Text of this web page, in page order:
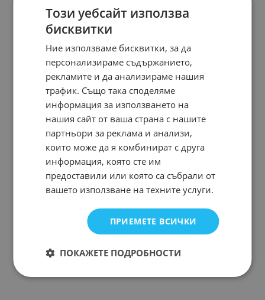
Адаптер 18V/2.0A SW-
1829
Арт.№: 239220
На страница по:
Този уебсайт използва
бисквитки
Ние използваме бисквитки, за да
персонализираме съдържанието,
рекламите и да анализираме нашия
трафик. Също така споделяме
информация за използването на
нашия сайт от ваша страна с нашите
партньори за реклама и анализи,
които може да я комбинират с друга
информация, която сте им
предоставили или която са събрали от
вашето използване на техните услуги.
ПРИЕМЕТЕ ВСИЧКИ
ПОКАЖЕТЕ ПОДРОБНОСТИ